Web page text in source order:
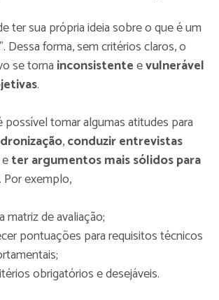
ter sua própria ideia sobre o que é um
Dessa forma, sem critérios claros, o
se torna inconsistenteevulnerável
.
possível tomar algumas atitudes para
,conduzir entrevistas
eter argumentos mais sólidos para
. Por exemplo,
matriz de avaliação;
pontuações para requisitos técnicos
obrigatórios e desejáveis.